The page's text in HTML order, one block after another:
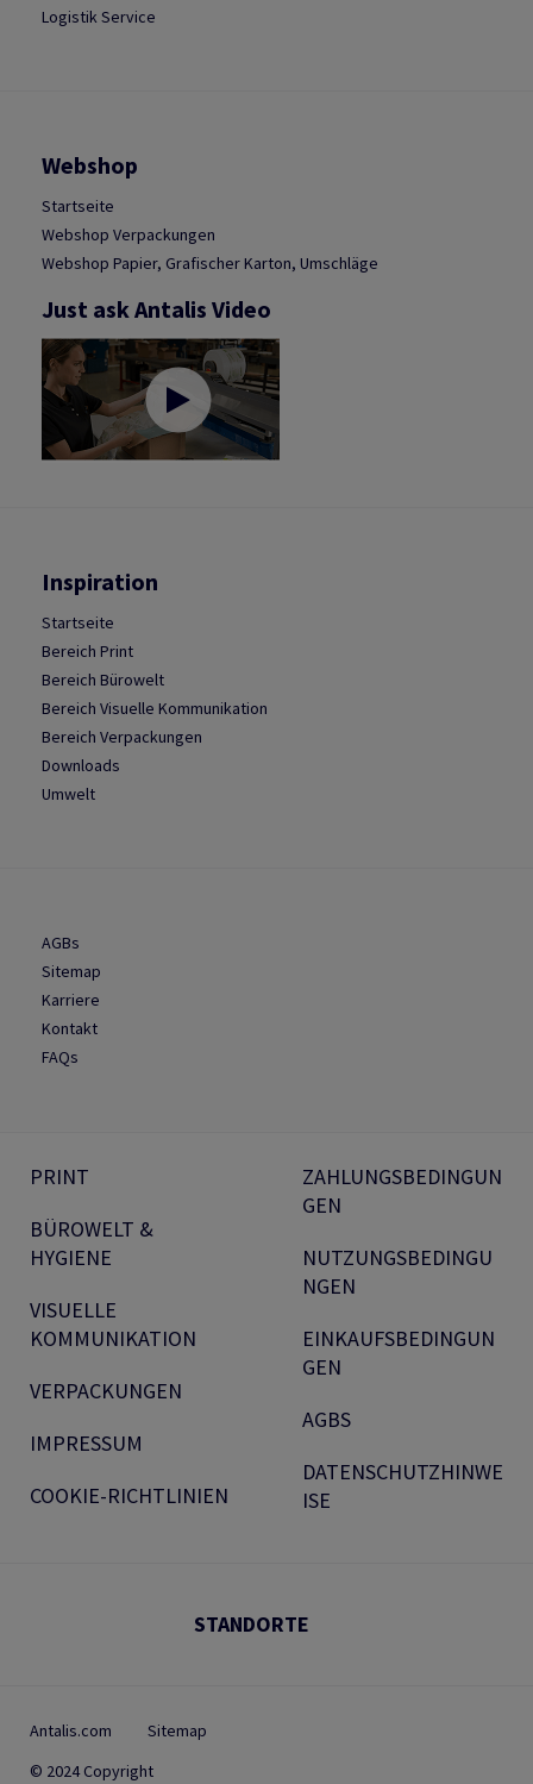
Logistik Service
Webshop
Startseite
Webshop Verpackungen
Webshop Papier, Grafischer Karton, Umschläge
Just ask Antalis Video
Inspiration
Startseite
Bereich Print
Bereich Bürowelt
Bereich Visuelle Kommunikation
Bereich Verpackungen
Downloads
Umwelt
AGBs
Sitemap
Karriere
Kontakt
FAQs
PRINT
BÜROWELT &
HYGIENE
VISUELLE
KOMMUNIKATION
VERPACKUNGEN
IMPRESSUM
COOKIE-RICHTLINIEN
ZAHLUNGSBEDINGUN
GEN
NUTZUNGSBEDINGU
NGEN
EINKAUFSBEDINGUN
GEN
AGBS
DATENSCHUTZHINWE
ISE
STANDORTE
Antalis.com
Sitemap
© 2024 Copyright